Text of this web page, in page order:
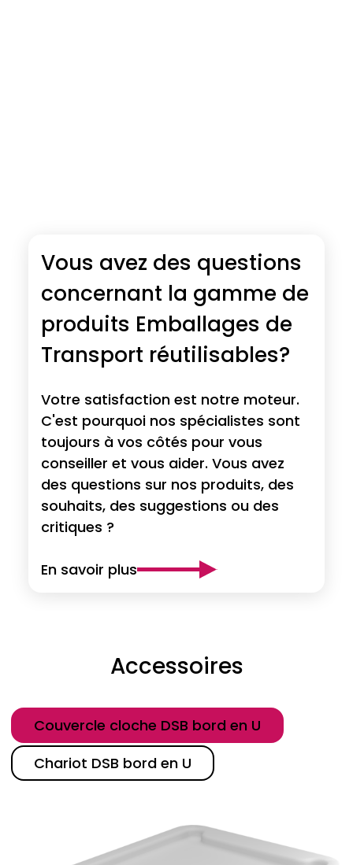
Vous avez des questions
concernant la gamme de
produits Emballages de
Transport réutilisables?
Votre satisfaction est notre moteur.
C'est pourquoi nos spécialistes sont
toujours à vos côtés pour vous
conseiller et vous aider. Vous avez
des questions sur nos produits, des
souhaits, des suggestions ou des
critiques ?
En savoir plus
Accessoires
Catégorie
Couvercle cloche DSB bord en U
Chariot DSB bord en U